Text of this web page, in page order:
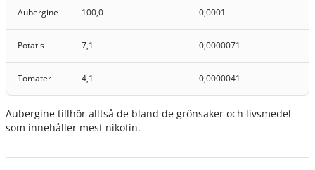
Aubergine 100,0 0,0001
Potatis 7,1 0,0000071
Tomater 4,1 0,0000041
Aubergine tillhör alltså de bland de grönsaker och livsmedel
som innehåller mest nikotin.